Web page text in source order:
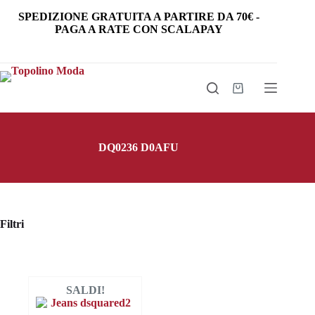
SPEDIZIONE GRATUITA A PARTIRE DA 70€ -
PAGA A RATE CON SCALAPAY
Carrello
DQ0236 D0AFU
SALDI!
Filtri